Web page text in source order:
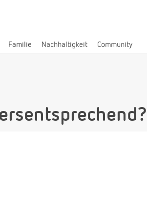
Familie Nachhaltigkeit Community